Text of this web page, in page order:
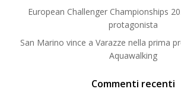
European Challenger Championships
protagonista
San Marino vince a Varazze nella prima
Aquawalking
Commenti recenti